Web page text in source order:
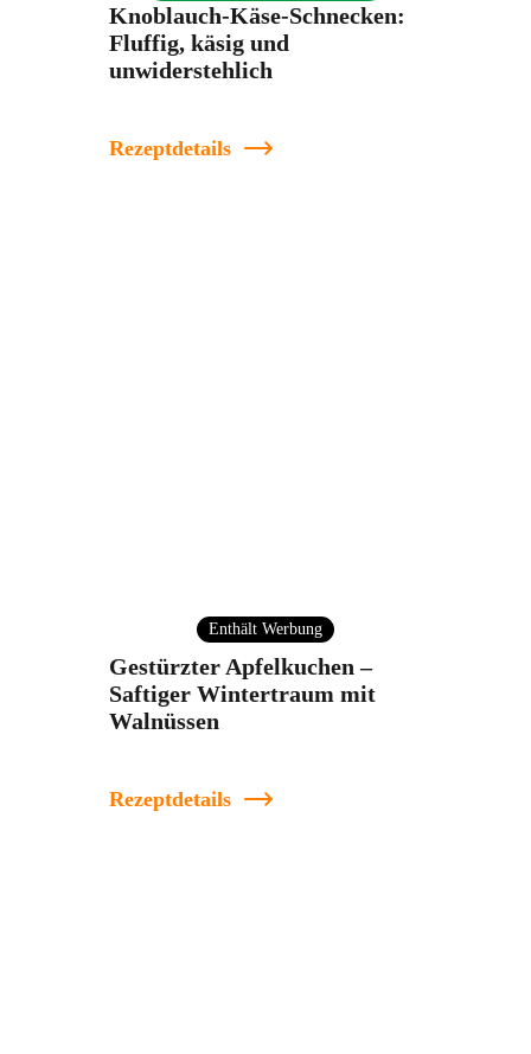
Knoblauch-Käse-Schnecken:
Fluffig, käsig und
unwiderstehlich
Rezeptdetails
Enthält Werbung
Gestürzter Apfelkuchen –
Saftiger Wintertraum mit
Walnüssen
Rezeptdetails